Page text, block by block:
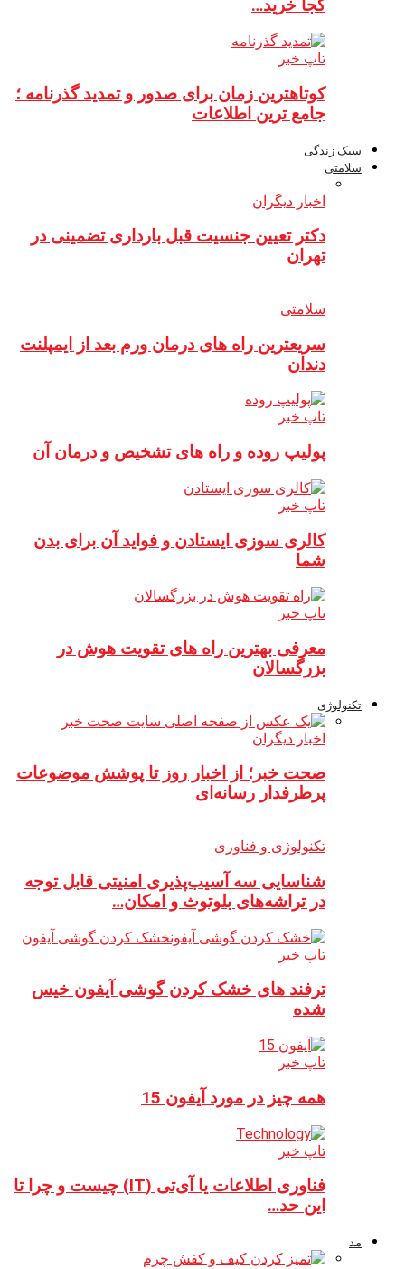
کجا خرید…
تاپ خبر
کوتاهترین زمان برای صدور و تمدید گذرنامه ؛
جامع ترین اطلاعات
سبک زندگی
سلامتی
اخبار دیگران
دکتر تعیین جنسیت قبل بارداری تضمینی در
تهران
سلامتی
سریعترین راه های درمان ورم بعد از ایمپلنت
دندان
تاپ خبر
پولیپ روده و راه های تشخیص و درمان آن
تاپ خبر
کالری سوزی ایستادن و فواید آن برای بدن
شما
تاپ خبر
معرفی بهترین راه های تقویت هوش در
بزرگسالان
تکنولوژی
اخبار دیگران
صحت خبر؛ از اخبار روز تا پوشش موضوعات
پرطرفدار رسانه‌ای
تکنولوژی و فناوری
شناسایی سه آسیب‌پذیری امنیتی قابل توجه
در تراشه‌های بلوتوث و امکان…
تاپ خبر
ترفند های خشک کردن گوشی آیفون خیس
شده
تاپ خبر
همه چیز در مورد آیفون 15
تاپ خبر
فناوری اطلاعات یا آی‌تی (IT) چیست و چرا تا
این حد…
مد